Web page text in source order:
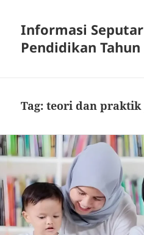
Informasi Seputar
Pendidikan Tahun
Tag:teori dan